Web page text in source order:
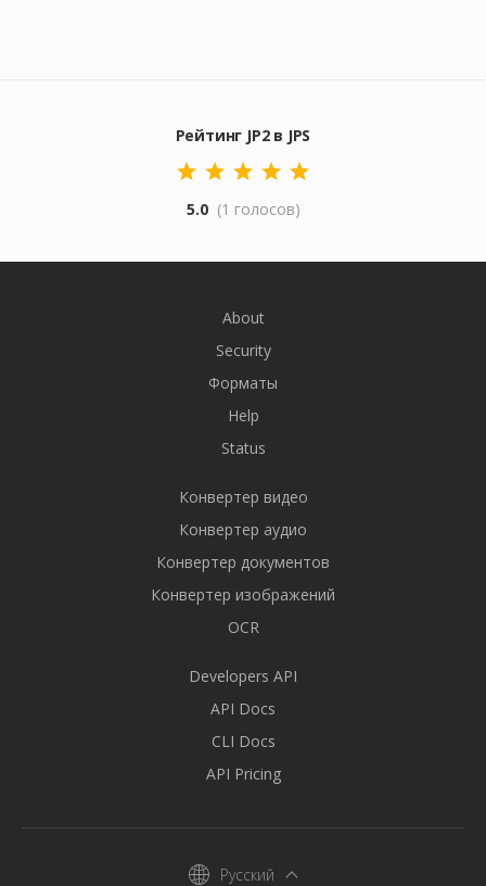
Рейтинг JP2 в JPS
5.0 (1 голосов)
About
Security
Форматы
Help
Status
Конвертер видео
Конвертер аудио
Конвертер документов
Конвертер изображений
OCR
Developers API
API Docs
CLI Docs
API Pricing
Русский